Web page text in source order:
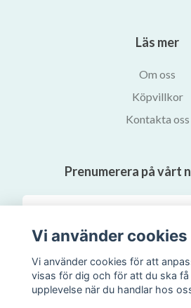
Läs mer
Om oss
Köpvillkor
Kontakta oss
Prenumerera på vårt
Vi använder cookies
Vi använder cookies för att
visas för dig och för att du ska få
upplevelse när du handlar hos